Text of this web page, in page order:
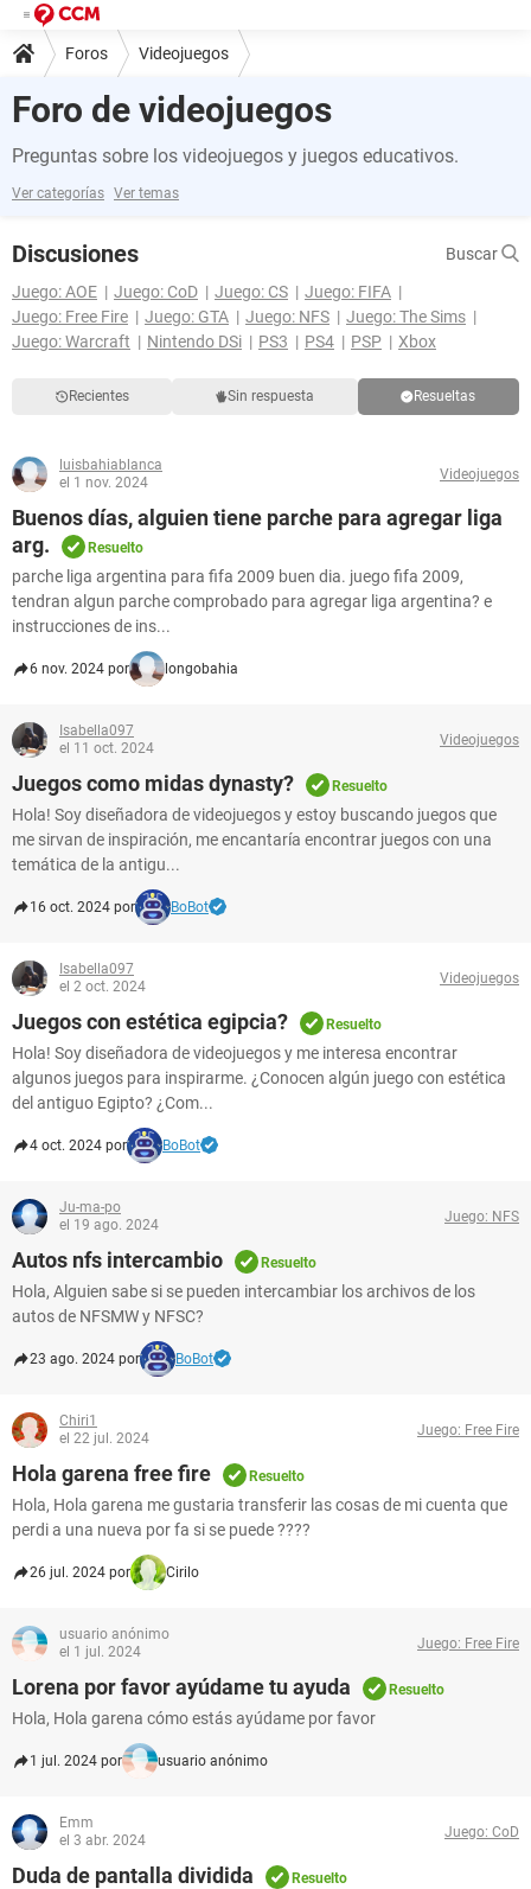
Foros Videojuegos
Foro de videojuegos
Preguntas sobre los videojuegos y juegos educativos.
Ver categorías Ver temas
Discusiones
Buscar
Juego: AOE
Juego: CoD Juego: CS
Juego: FIFA
Juego: Free Fire
Juego: GTA Juego: NFS
Juego: The Sims
Juego: Warcraft
Nintendo DSi PS3 PS4 PSP Xbox
Recientes Sin respuesta Resueltas
luisbahiablanca
el 1 nov. 2024
Videojuegos
Buenos días, alguien tiene parche para agregar liga
arg.
Resuelto
parche liga argentina para fifa 2009 buen dia. juego fifa 2009,
tendran algun parche comprobado para agregar liga argentina? e
instrucciones de ins...
6 nov. 2024 por longobahia
Isabella097
el 11 oct. 2024
Videojuegos
Juegos como midas dynasty? Resuelto
Hola! Soy diseñadora de videojuegos y estoy buscando juegos que
me sirvan de inspiración, me encantaría encontrar juegos con una
temática de la antigu...
16 oct. 2024 por BoBot
Isabella097
el 2 oct. 2024
Videojuegos
Juegos con estética egipcia? Resuelto
Hola! Soy diseñadora de videojuegos y me interesa encontrar
algunos juegos para inspirarme. ¿Conocen algún juego con estética
del antiguo Egipto? ¿Com...
4 oct. 2024 por BoBot
Ju-ma-po
el 19 ago. 2024
Juego: NFS
Autos nfs intercambio Resuelto
Hola, Alguien sabe si se pueden intercambiar los archivos de los
autos de NFSMW y NFSC?
23 ago. 2024 por BoBot
Chiri1
el 22 jul. 2024
Juego: Free Fire
Hola garena free fire Resuelto
Hola, Hola garena me gustaria transferir las cosas de mi cuenta que
perdi a una nueva por fa si se puede ????
26 jul. 2024 por Cirilo
usuario anónimo
el 1 jul. 2024
Juego: Free Fire
Lorena por favor ayúdame tu ayuda Resuelto
Hola, Hola garena cómo estás ayúdame por favor
1 jul. 2024 por usuario anónimo
Emm
el 3 abr. 2024
Juego: CoD
Duda de pantalla dividida Resuelto